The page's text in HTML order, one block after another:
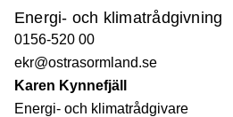
Energi- och klimatrådgivning
0156-520 00
ekr@ostrasormland.se
Karen Kynnefjäll
Energi- och klimatrådgivare